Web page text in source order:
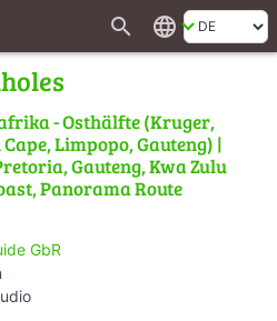
search language
- Osthälfte (Kruger,
Limpopo, Gauteng) |
Gauteng, Kwa Zulu
Panorama Route
GbR